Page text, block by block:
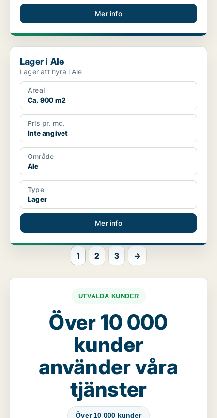
Mer info
Lager i Ale
Lager i Ale
Lager att hyra i Ale
Areal
Ca. 900 m2
Pris pr. md.
Inte angivet
Område
Ale
Type
Lager
Mer info
1 2 3 →
UTVALDA KUNDER
Över 10 000
kunder
använder våra
tjänster
Över 10 000 kunder